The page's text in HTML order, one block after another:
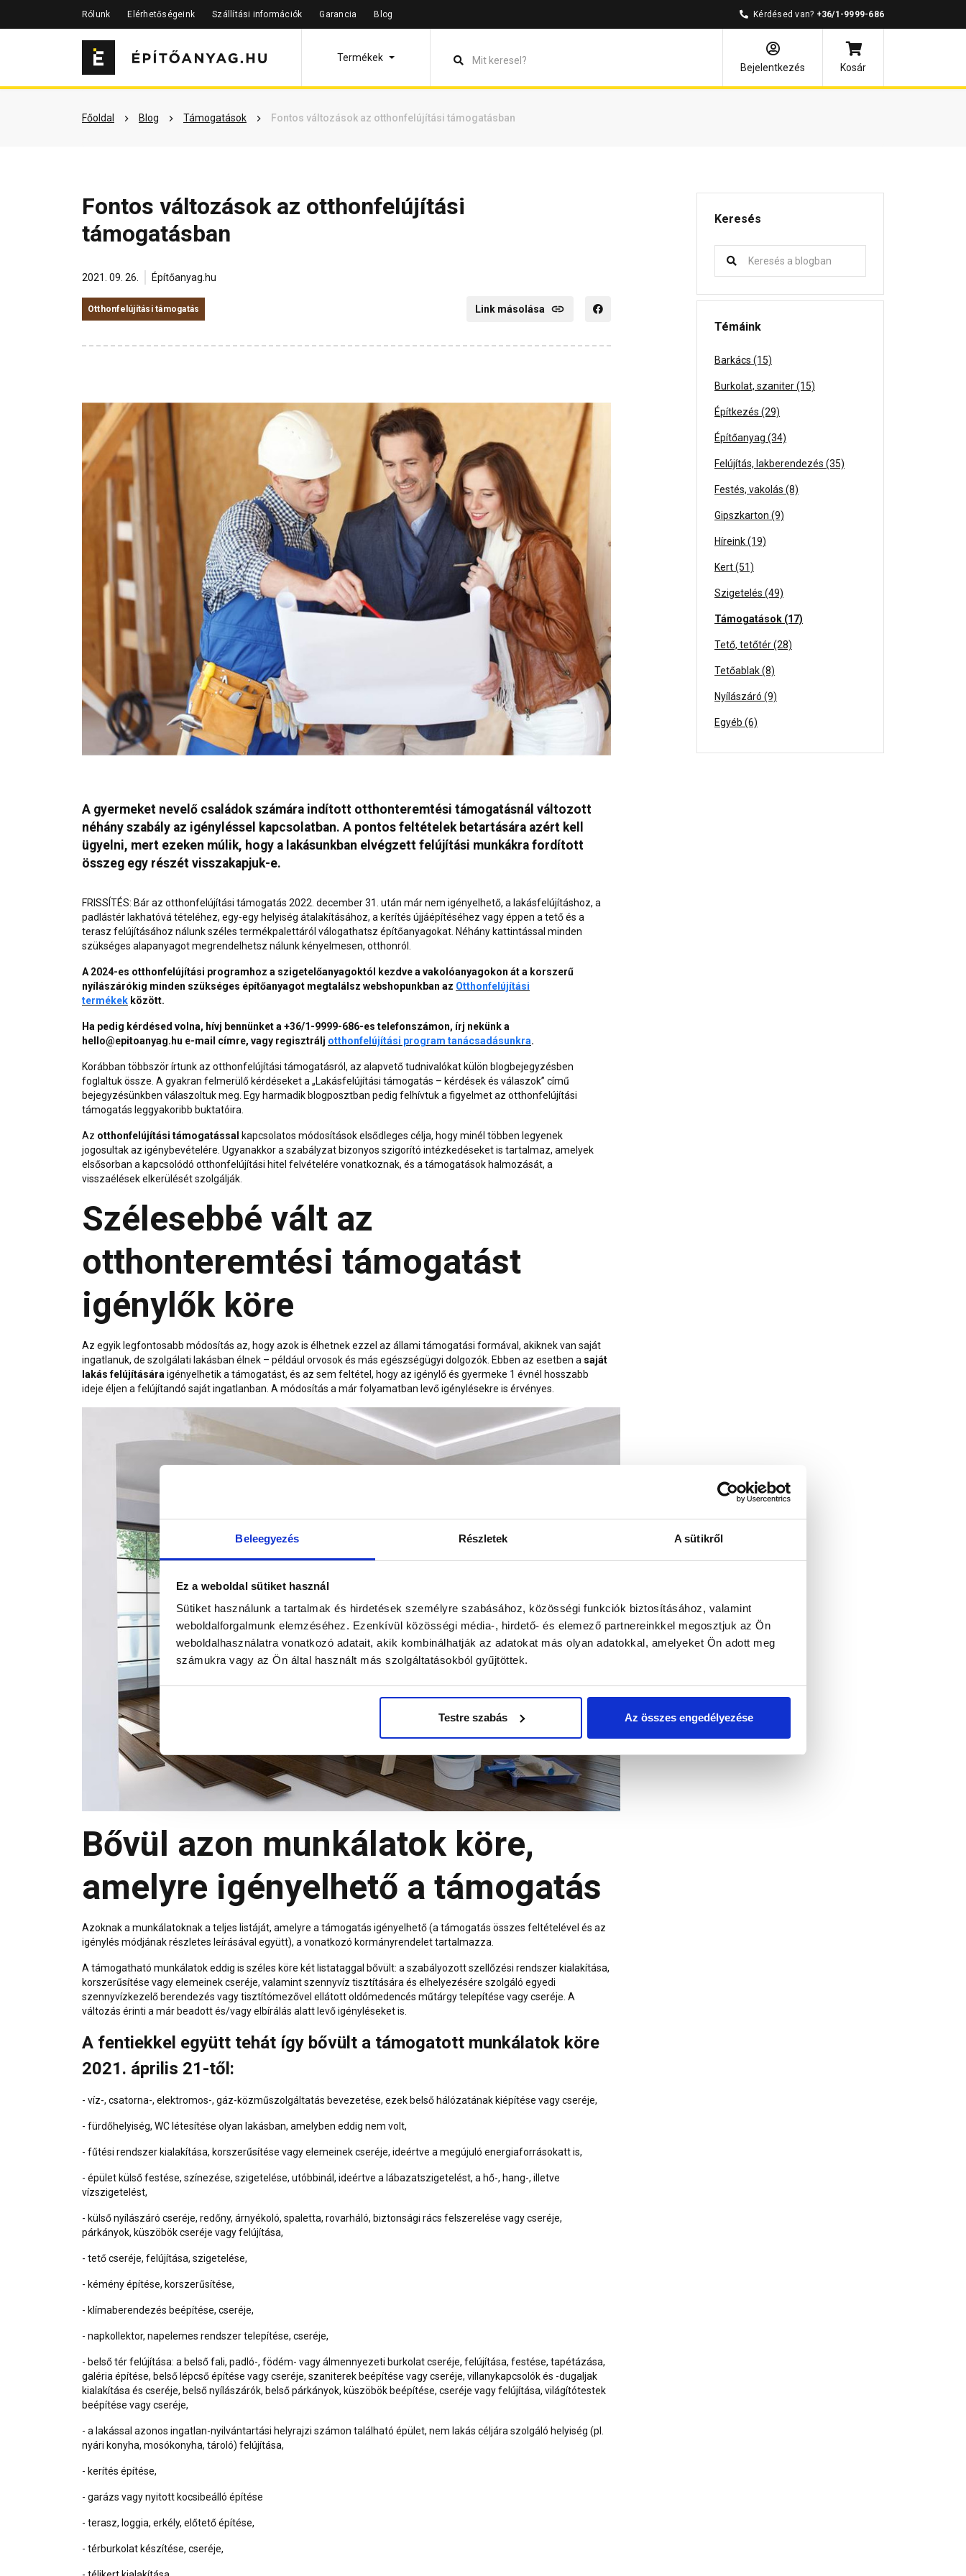
Beleegyezés Részletek A sütikről
Ez a weboldal sütiket használ
Sütiket használunk a tartalmak és hirdetések személyre szabásához, közösségi funkciók biztosításához, valamint
weboldalforgalmunk elemzéséhez. Ezenkívül közösségi média-, hirdető- és elemező partnereinkkel megosztjuk az Ön
weboldalhasználatra vonatkozó adatait, akik kombinálhatják az adatokat más olyan adatokkal, amelyeket Ön adott meg
számukra vagy az Ön által használt más szolgáltatásokból gyűjtöttek.
Testre szabás Az összes engedélyezése
Rólunk Elérhetőségeink Szállítási információk Garancia Blog Kérdésed van? +36/1-9999-686
Termékek
Bejelentkezés
Kosár
Főoldal Blog Támogatások Fontos változások az otthonfelújítási támogatásban
Fontos változások az otthonfelújítási
támogatásban
2021. 09. 26. Építőanyag.hu
Otthonfelújítási támogatás Link másolása
A gyermeket nevelő családok számára indított otthonteremtési támogatásnál változott
néhány szabály az igényléssel kapcsolatban. A pontos feltételek betartására azért kell
ügyelni, mert ezeken múlik, hogy a lakásunkban elvégzett felújítási munkákra fordított
összeg egy részét visszakapjuk-e.
FRISSÍTÉS: Bár az otthonfelújítási támogatás 2022. december 31. után már nem igényelhető, a lakásfelújításhoz, a
padlástér lakhatóvá tételéhez, egy-egy helyiség átalakításához, a kerítés újjáépítéséhez vagy éppen a tetőés a
terasz felújításához nálunk széles termékpalettáról válogathatsz építőanyagokat. Néhány kattintással minden
szükséges alapanyagot megrendelhetsz nálunk kényelmesen, otthonról.
A 2024-es otthonfelújítási programhoz a szigetelőanyagoktól kezdve a vakolóanyagokon át a korszerű
nyílászárókig minden szükséges építőanyagot megtalálsz webshopunkban az Otthonfelújítási
termékek között.
Ha pedig kérdésed volna, hívj bennünket a +36/1-9999-686-es telefonszámon, írj nekünk a
hello@epitoanyag.hu e-mail címre, vagy regisztrálj otthonfelújítási program tanácsadásunkra.
Korábban többször írtunkaz otthonfelújítási támogatásról , az alapvető tudnivalókat külön blogbejegyzésben
foglaltuk össze. A gyakran felmerülő kérdéseket a „Lakásfelújítási támogatás – kérdések és válaszok” című
bejegyzésünkben válaszoltuk meg. Egy harmadik blogposztban pedig felhívtuk a figyelmet az otthonfelújítási
támogatás leggyakoribb buktatóira.
Az otthonfelújítási támogatással
kapcsolatos módosítások elsődleges célja, hogy minél többen legyenek
jogosultak az igénybevételére. Ugyanakkor a szabályzat bizonyos szigorító intézkedéseket is tartalmaz, amelyek
elsősorban a kapcsolódó otthonfelújítási hitel felvételére vonatkoznak, és a támogatások halmozását, a
visszaélések elkerülését szolgálják.
Szélesebbé vált az
otthonteremtési támogatást
igénylők köre
Az egyik legfontosabb módosítás az, hogy azok is élhetnek ezzel az állami támogatási formával, akiknek van saját
ingatlanuk, de szolgálati lakásban élnek – például orvosok és más egészségügyi dolgozók. Ebben az esetben a saját
lakás felújítására igényelhetik a támogatást, és az sem feltétel, hogy az igénylő és gyermeke 1 évnél hosszabb
ideje éljen a felújítandó saját ingatlanban. A módosítás a már folyamatban levő igénylésekre is érvényes.
Bővül azon munkálatok köre,
amelyre igényelhető a támogatás
Azoknak a munkálatoknak a teljes listáját, amelyre a támogatás igényelhető (a támogatás összes feltételével és az
igénylés módjának részletes leírásával együtt), a vonatkozó kormányrendelettartalmazza.
A támogatható munkálatok eddig is széles köre két listataggal bővült: a szabályozott szellőzési rendszer kialakítása,
korszerűsítése vagy elemeinek cseréje, valamint szennyvíz tisztítására és elhelyezésére szolgáló egyedi
szennyvízkezelő berendezés vagy tisztítómezővel ellátott oldómedencés műtárgy telepítése vagy cseréje. A
változás érinti a már beadott és/vagy elbírálás alatt levő igényléseket is.
A fentiekkel együtt tehát így bővült a támogatott munkálatok köre
2021. április 21-től:
- víz-, csatorna-, elektromos-, gáz-közműszolgáltatás bevezetése, ezek belső hálózatának kiépítése vagy cseréje,
- fürdőhelyiség, WC létesítése olyan lakásban, amelyben eddig nem volt,
- fűtési rendszer kialakítása, korszerűsítése vagy elemeinek cseréje, ideértve a megújuló energiaforrásokatt is,
- épület külső festése, színezése, szigetelése, utóbbinál, ideértve a lábazatszigetelést, a hő-, hang-, illetve
vízszigetelést,
- külső nyílászáró cseréje, redőny, árnyékoló, spaletta, rovarháló, biztonsági rács felszerelése vagy cseréje,
párkányok, küszöbök cseréje vagy felújítása,
- tető cseréje, felújítása, szigetelése,
- kémény építése, korszerűsítése,
- klímaberendezés beépítése, cseréje,
- napkollektor, napelemes rendszer telepítése, cseréje,
- belső tér felújítása: a belső fali, padló-, födém- vagy álmennyezeti burkolat cseréje, felújítása, festése, tapétázása,
galéria építése, belső lépcső építése vagy cseréje, szaniterek beépítése vagy cseréje, villanykapcsolók és -dugaljak
kialakítása és cseréje, belső nyílászárók, belső párkányok, küszöbök beépítése, cseréje vagy felújítása, világítótestek
beépítése vagy cseréje,
- a lakással azonos ingatlan-nyilvántartási helyrajzi számon található épület, nem lakás céljára szolgáló helyiség (pl.
nyári konyha, mosókonyha, tároló) felújítása,
- kerítés építése,
- garázs vagy nyitott kocsibeálló építése
- terasz, loggia, erkély, előtető építése,
- térburkolat készítése, cseréje,
Keresés
Témáink
Barkács (15)
Burkolat, szaniter (15)
Építkezés (29)
Építőanyag (34)
Felújítás, lakberendezés (35)
Festés, vakolás (8)
Gipszkarton (9)
Híreink (19)
Kert (51)
Szigetelés (49)
Támogatások (17)
Tető, tetőtér (28)
Tetőablak (8)
Nyílászáró (9)
Egyéb (6)